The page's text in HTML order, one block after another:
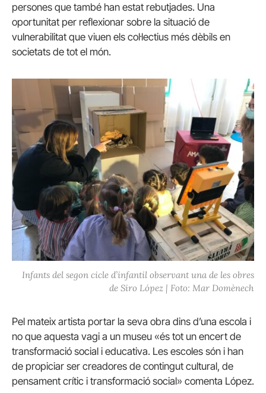
persones que també han estat rebutjades. Una
oportunitat per reflexionar sobre la situació de
vulnerabilitat que viuen els col·lectius més dèbils en
societats de tot el món.
Infants del segon cicle d’infantil observant una de les obres
de Siro López | Foto: Mar Domènech
Pel mateix artista portar la seva obra dins d’una escola i
no que aquesta vagi a un museu «és tot un encert de
transformació social i educativa. Les escoles són i han
de propiciar ser creadores de contingut cultural, de
pensament crític i transformació social» comenta López.